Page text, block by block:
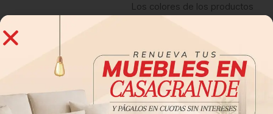
OBSERVACIONES
Los colores de los productos
Descripción